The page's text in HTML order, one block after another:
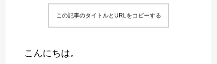
この記事のタイトルとURLをコピーする
こんにちは。